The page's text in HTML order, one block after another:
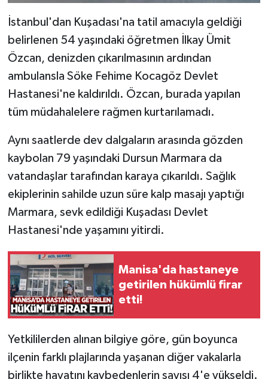
İstanbul'dan Kuşadası'na tatil amacıyla geldiği
belirlenen 54 yaşındaki öğretmen İlkay Ümit
Özcan, denizden çıkarılmasının ardından
ambulansla Söke Fehime Kocagöz Devlet
Hastanesi'ne kaldırıldı. Özcan, burada yapılan
tüm müdahalelere rağmen kurtarılamadı.
Aynı saatlerde dev dalgaların arasında gözden
kaybolan 79 yaşındaki Dursun Marmara da
vatandaşlar tarafından karaya çıkarıldı. Sağlık
ekiplerinin sahilde uzun süre kalp masajı yaptığı
Marmara, sevk edildiği Kuşadası Devlet
Hastanesi'nde yaşamını yitirdi.
Manisa'da hastaneye
getirilen hükümlü firar
etti!
Yetkililerden alınan bilgiye göre, gün boyunca
ilçenin farklı plajlarında yaşanan diğer vakalarla
birlikte hayatını kaybedenlerin sayısı 4'e yükseldi.